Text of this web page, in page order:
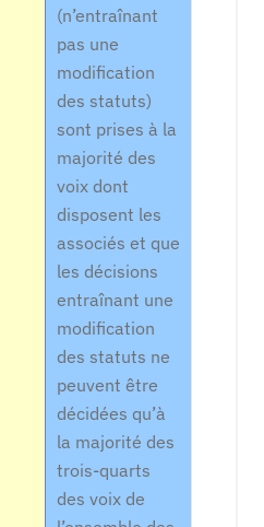
(n’entraînant
pas une
modification
des statuts)
sont prises à la
majorité des
voix dont
disposent les
associés et que
les décisions
entraînant une
modification
des statuts ne
peuvent être
décidées qu’à
la majorité des
trois-quarts
des voix de